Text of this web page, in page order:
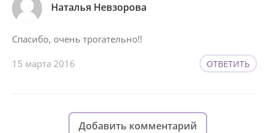
Наталья Невзорова
Спасибо, очень трогательно!!
15 марта 2016 ОТВЕТИТЬ
Добавить комментарий